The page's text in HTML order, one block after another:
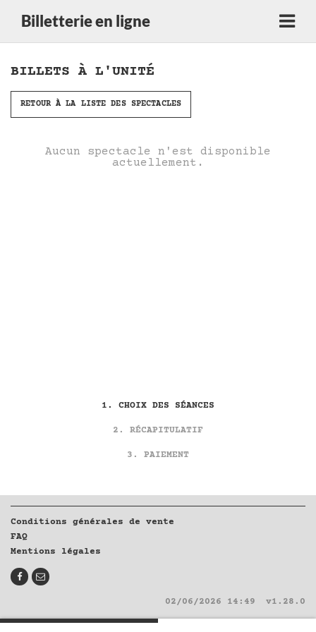
Billetterie en ligne
BILLETS À L'UNITÉ
RETOUR À LA LISTE DES SPECTACLES
Aucun spectacle n'est disponible
actuellement.
CHOIX DES SÉANCES
RÉCAPITULATIF
PAIEMENT
Conditions générales de vente
FAQ
Mentions légales
02/06/2026 14:49 v1.28.0